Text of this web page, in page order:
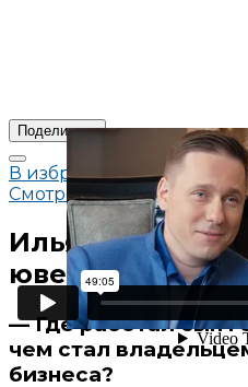
Поделиться
В избранное
Смотреть позже
Илья Клюев,
ювелирного
— Где работал сын
чем стал
бизнеса?